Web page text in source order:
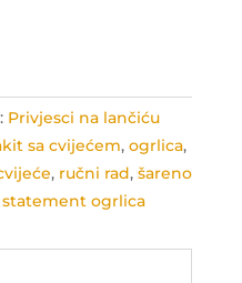
Privjesci na lančiću
sa cvijećem, ogrlica,
, ručni rad, šareno
statement ogrlica